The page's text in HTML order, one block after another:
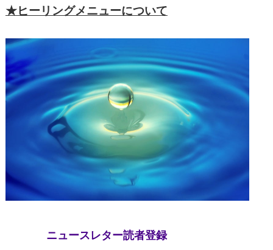
★ヒーリングメニューについて
ニュースレター読者登録